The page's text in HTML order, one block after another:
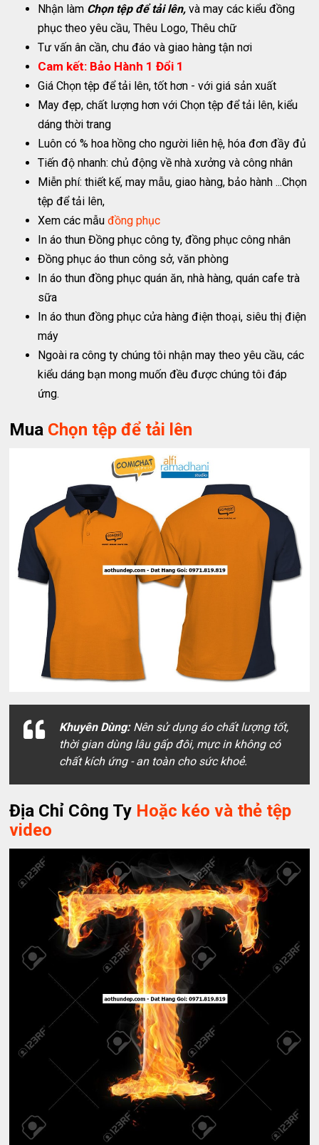
Nhận làm Chọn tệp để tải lên, và may các kiểu đồng
phục theo yêu cầu, Thêu Logo, Thêu chữ
Tư vấn ân cần, chu đáo và giao hàng tận nơi
Cam kết: Bảo Hành 1 Đổi 1
Giá Chọn tệp để tải lên, tốt hơn - với giá sản xuất
May đẹp, chất lượng hơn với Chọn tệp để tải lên, kiểu
dáng thời trang
Luôn có % hoa hồng cho người liên hệ, hóa đơn đầy đủ
Tiến độ nhanh: chủ động về nhà xưởng và công nhân
Miễn phí: thiết kế, may mẫu, giao hàng, bảo hành ...Chọn
tệp để tải lên,
Xem các mẫuđồng phục
In áo thun Đồng phục công ty, đồng phục công nhân
Đồng phục áo thun công sở, văn phòng
In áo thun đồng phục quán ăn, nhà hàng, quán cafe trà
sữa
In áo thun đồng phục cửa hàng điện thoại, siêu thị điện
máy
Ngoài ra công ty chúng tôi nhận may theo yêu cầu, các
kiểu dáng bạn mong muốn đều được chúng tôi đáp
ứng.
Mua Chọn tệp để tải lên
Khuyên Dùng: Nên sử dụng áo chất lượng tốt,
thời gian dùng lâu gấp đôi, mực in không có
chất kích ứng - an toàn cho sức khoẻ.
Địa Chỉ Công Ty Hoặc kéo và thẻ tệp
video